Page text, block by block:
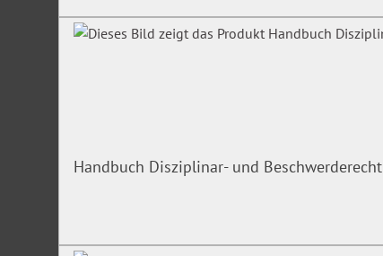
Handbuch Disziplinar- und Beschwerderecht